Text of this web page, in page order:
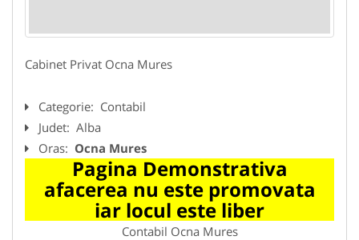
Cabinet Privat Ocna Mures
Categorie: Contabil
Judet: Alba
Oras: Ocna Mures
Pagina Demonstrativa
afacerea nu este promovata
iar locul este liber
Contabil Ocna Mures